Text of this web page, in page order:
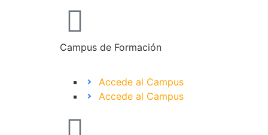
Campus de Formación
Accede al Campus
Accede al Campus